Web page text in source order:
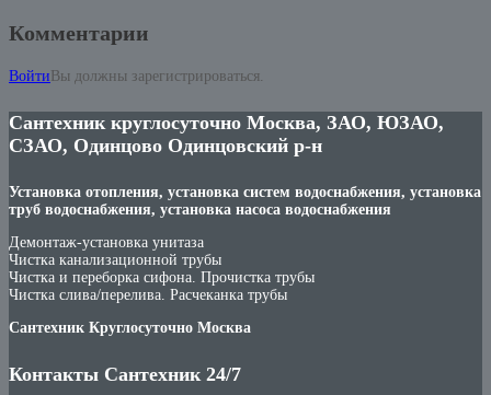
Комментарии
Войти Вы должны зарегистрироваться.
Сантехник круглосуточно Москва, ЗАО, ЮЗАО,
СЗАО, Одинцово Одинцовский р-н
Установка отопления, установка систем водоснабжения, установка
труб водоснабжения, установка насоса водоснабжения
Демонтаж-установка унитаза
Чистка канализационной трубы
Чистка и переборка сифона. Прочистка трубы
Чистка слива/перелива. Расчеканка трубы
Сантехник Круглосуточно Москва
Контакты Сантехник 24/7